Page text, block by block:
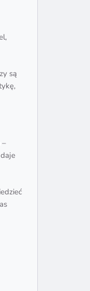
są
–